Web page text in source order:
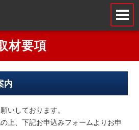
材要項
内
いしております。
上、下記お申込みフォームよりお申